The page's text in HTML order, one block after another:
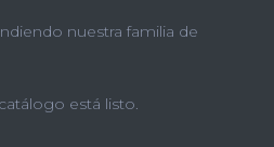
nuestra familia de
está listo.